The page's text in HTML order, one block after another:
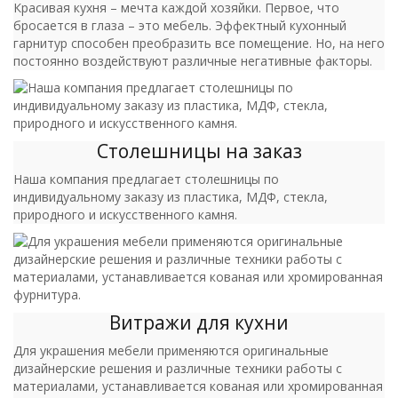
Красивая кухня – мечта каждой хозяйки. Первое, что
бросается в глаза – это мебель. Эффектный кухонный
гарнитур способен преобразить все помещение. Но, на него
постоянно воздействуют различные негативные факторы.
Столешницы на заказ
Наша компания предлагает столешницы по
индивидуальному заказу из пластика, МДФ, стекла,
природного и искусственного камня.
Витражи для кухни
Для украшения мебели применяются оригинальные
дизайнерские решения и различные техники работы с
материалами, устанавливается кованая или хромированная